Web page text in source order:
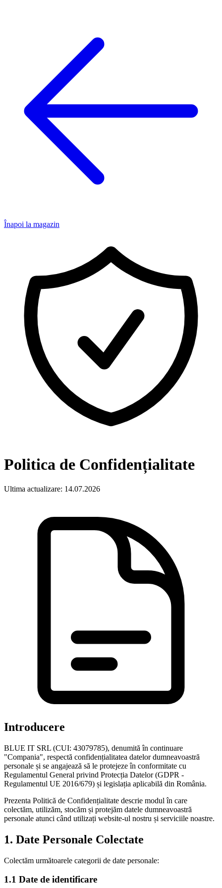
Înapoi la magazin
Politica de Confidențialitate
Ultima actualizare: 14.07.2026
Introducere
BLUE IT SRL (CUI: 43079785), denumită în continuare
"Compania", respectă confidențialitatea datelor dumneavoastră
personale și se angajează să le protejeze în conformitate cu
Regulamentul General privind Protecția Datelor (GDPR -
Regulamentul UE 2016/679) și legislația aplicabilă din România.
Prezenta Politică de Confidențialitate descrie modul în care
colectăm, utilizăm, stocăm și protejăm datele dumneavoastră
personale atunci când utilizați website-ul nostru și serviciile noastre.
1. Date Personale Colectate
Colectăm următoarele categorii de date personale:
1.1 Date de identificare